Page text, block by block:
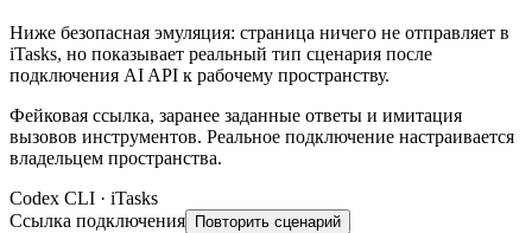
Ниже безопасная эмуляция: страница ничего не отправляет в
iTasks, но показывает реальный тип сценария после
подключения AI API к рабочему пространству.
Фейковая ссылка, заранее заданные ответы и имитация
вызовов инструментов. Реальное подключение настраивается
владельцем пространства.
Codex CLI · iTasks
Ссылка подключения
Повторить сценарий